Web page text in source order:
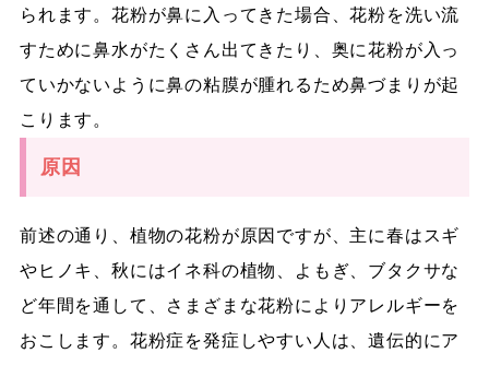
られます。花粉が鼻に入ってきた場合、花粉を洗い流
すために鼻水がたくさん出てきたり、奥に花粉が入っ
ていかないように鼻の粘膜が腫れるため鼻づまりが起
こります。
原因
前述の通り、植物の花粉が原因ですが、主に春はスギ
やヒノキ、秋にはイネ科の植物、よもぎ、ブタクサな
ど年間を通して、さまざまな花粉によりアレルギーを
おこします。花粉症を発症しやすい人は、遺伝的にア